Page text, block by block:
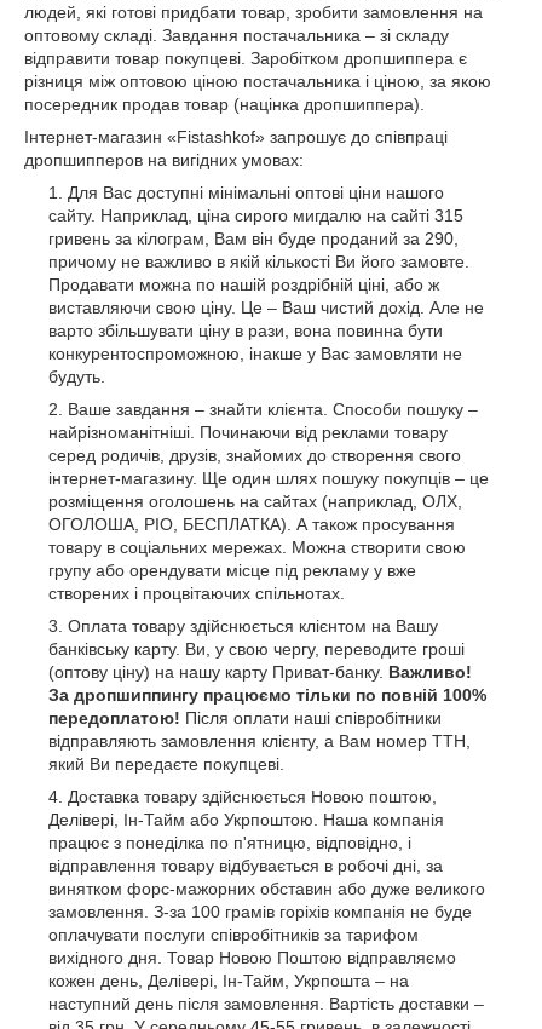
людей, які готові придбати товар, зробити замовлення на
оптовому складі. Завдання постачальника – зі складу
відправити товар покупцеві. Заробітком дропшиппера є
різниця між оптовою ціною постачальника і ціною, за якою
посередник продав товар (націнка дропшиппера).
Інтернет-магазин «Fistashkof» запрошує до співпраці
дропшипперов на вигідних умовах:
Для Вас доступні мінімальні оптові ціни нашого
сайту. Наприклад, ціна сирого мигдалю на сайті 315
гривень за кілограм, Вам він буде проданий за 290,
причому не важливо в якій кількості Ви його замовте.
Продавати можна по нашій роздрібній ціні, або ж
виставляючи свою ціну. Це – Ваш чистий дохід. Але не
варто збільшувати ціну в рази, вона повинна бути
конкурентоспроможною, інакше у Вас замовляти не
будуть.
Ваше завдання – знайти клієнта. Способи пошуку –
найрізноманітніші. Починаючи від реклами товару
серед родичів, друзів, знайомих до створення свого
інтернет-магазину. Ще один шлях пошуку покупців – це
розміщення оголошень на сайтах (наприклад, ОЛХ,
ОГОЛОША, РІО, БЕСПЛАТКА). А також просування
товару в соціальних мережах. Можна створити свою
групу або орендувати місце під рекламу у вже
створених і процвітаючих спільнотах.
Оплата товару здійснюється клієнтом на Вашу
банківську карту. Ви, у свою чергу, переводите гроші
(оптову ціну) на нашу карту Приват-банку. Важливо!
За дропшиппингу працюємо тільки по повній 100%
передоплатою! Після оплати наші співробітники
відправляють замовлення клієнту, а Вам номер ТТН,
який Ви передаєте покупцеві.
Доставка товару здійснюється Новою поштою,
Делівері, Ін-Тайм або Укрпоштою. Наша компанія
працює з понеділка по п'ятницю, відповідно, і
відправлення товару відбувається в робочі дні, за
винятком форс-мажорних обставин або дуже великого
замовлення. З-за 100 грамів горіхів компанія не буде
оплачувати послуги співробітників за тарифом
вихідного дня. Товар Новою Поштою відправляємо
кожен день, Делівері, Ін-Тайм, Укрпошта – на
наступний день після замовлення. Вартість доставки –